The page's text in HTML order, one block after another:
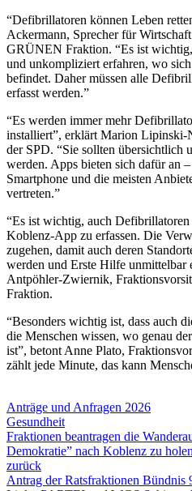
“Defibrillatoren können Leben
Ackermann, Sprecher für
GRÜNEN Fraktion. “Es ist
und unkompliziert erfahren, wo
befindet. Daher müssen alle
erfasst werden.”
“Es werden immer mehr
installiert”, erklärt Marion Lipinski-
der SPD. “Sie sollten übersichtlich
werden. Apps bieten sich dafür an
Smartphone und die meisten
vertreten.”
“Es ist wichtig, auch
Koblenz-App zu erfassen. Die
zugehen, damit auch deren
werden und Erste Hilfe unmittelbar
Antpöhler-Zwiernik,
Fraktion.
“Besonders wichtig ist, dass auch
die Menschen wissen, wo genau
ist”, betont Anne Plato,
zählt jede Minute, das kann
Anträge und Anfragen 2026
Gesundheit
Fraktionen beantragen die
Demokratie” nach Koblenz zu holen
zurück
Antrag der Ratsfraktionen